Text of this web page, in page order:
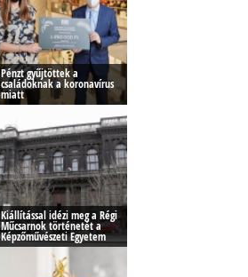
Pénzt gyűjtöttek a
családoknak a koronavírus
miatt
Kiállítással idézi meg a Régi
Műcsarnok történetét a
Képzőművészeti Egyetem